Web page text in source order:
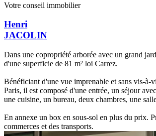
Votre conseil immobilier
Henri
JACOLIN
Dans une copropriété arborée avec un grand
d'une superficie de 81 m² loi Carrez.
Bénéficiant d'une vue imprenable et sans vis-à-
Paris, il est composé d'une entrée, un séjour
une cuisine, un bureau, deux chambres, une
En annexe un box en sous-sol en plus du prix.
commerces et des transports.